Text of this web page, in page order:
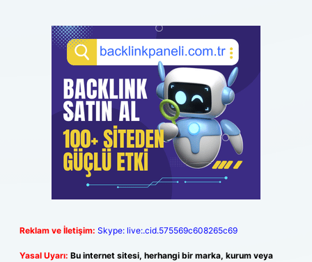
Reklam ve İletişim: Skype: live:.cid.575569c608265c69
Yasal Uyarı: Bu internet sitesi, herhangi bir marka, kurum veya